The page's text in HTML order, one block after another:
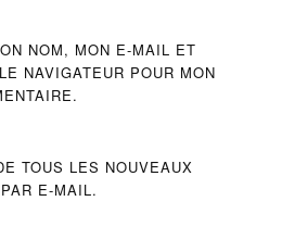
NOM, MON E-MAIL ET
NAVIGATEUR POUR MON
TOUS LES NOUVEAUX
E-MAIL.